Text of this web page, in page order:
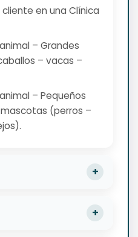
en una Clínica
– Grandes
– vacas –
– Pequeños
(perros –